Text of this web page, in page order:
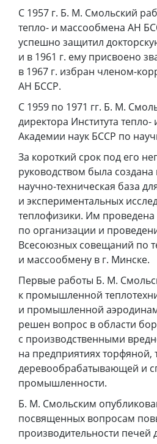
С 1957 г. Б. М. Смольский
тепло- и массообмена АН
успешно защитил
и в 1961 г. ему присвоено
в 1967 г. избран членом-
АН БССР.
С 1959 по 1971 гг. Б. М.
директора Института
Академии наук БССР по
За короткий срок под его
руководством была
научно-техническая база
и экспериментальных
теплофизики. Им
по организации и
Всесоюзных совещаний по
и массообмену в г. Минске.
Первые работы Б. М.
к промышленной
и промышленной
решен вопрос в области
с производственными
на предприятиях торфяной,
деревообрабатывающей и
промышленности.
Б. М. Смольским
посвященных вопросам
производительности печей